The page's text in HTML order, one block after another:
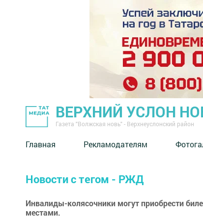
ВЕРХНИЙ УСЛОН
Газета "Волжская новь" - Верхнеуслонский район
Главная Рекламодателям
Новости с тегом - РЖД
Инвалиды-колясочники могут приобрести
местами.